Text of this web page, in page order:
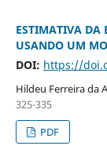
ESTIMATIVA DA
USANDO UM
DOI: https://
Hildeu Ferreira da
325-335
PDF